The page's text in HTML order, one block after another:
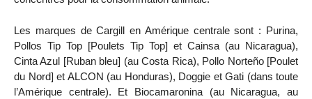
Les marques de Cargill en Amérique centrale sont : Purina,
Pollos Tip Top [Poulets Tip Top] et Cainsa (au Nicaragua),
Cinta Azul [Ruban bleu] (au Costa Rica), Pollo Norteño [Poulet
du Nord] et ALCON (au Honduras), Doggie et Gati (dans toute
l’Amérique centrale). Et Biocamaronina (au Nicaragua, au